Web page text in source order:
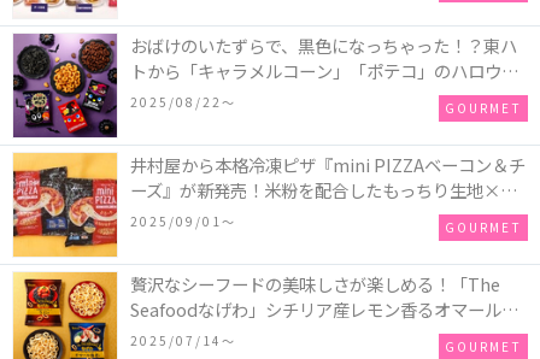
おばけのいたずらで、黒色になっちゃった！？東ハ
トから「キャラメルコーン」「ポテコ」のハロウィ
ン限定商品が新発売♪
2025/08/22〜 GOURMET
井村屋から本格冷凍ピザ『mini PIZZAベーコン＆チ
ーズ』が新発売！米粉を配合したもっちり生地×ご
ろごろ具材×とろけるチーズで満足感たっぷりのピ
2025/09/01〜 GOURMET
贅沢なシーフードの美味しさが楽しめる！「The
Seafoodなげわ」シチリア産レモン香るオマール海
老味、安曇野産わさび香るうに味が期間限定で新発
2025/07/14〜 GOURMET